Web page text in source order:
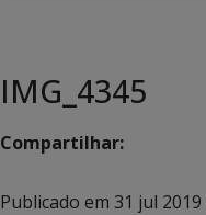
IMG_4345
Compartilhar:
Publicado em 31 jul 2019